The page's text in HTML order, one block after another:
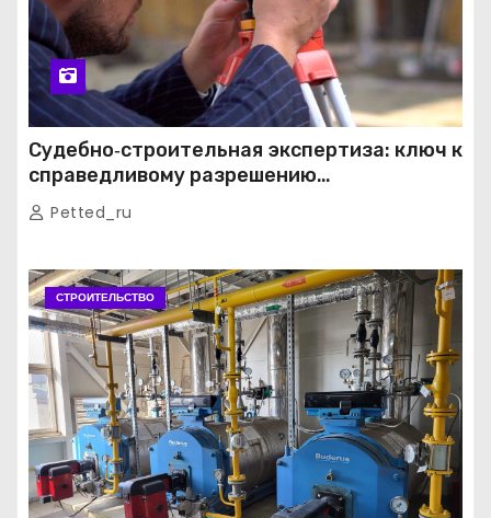
Судебно‑строительная экспертиза: ключ к
справедливому разрешению
строительных споров
Petted_ru
СТРОИТЕЛЬСТВО